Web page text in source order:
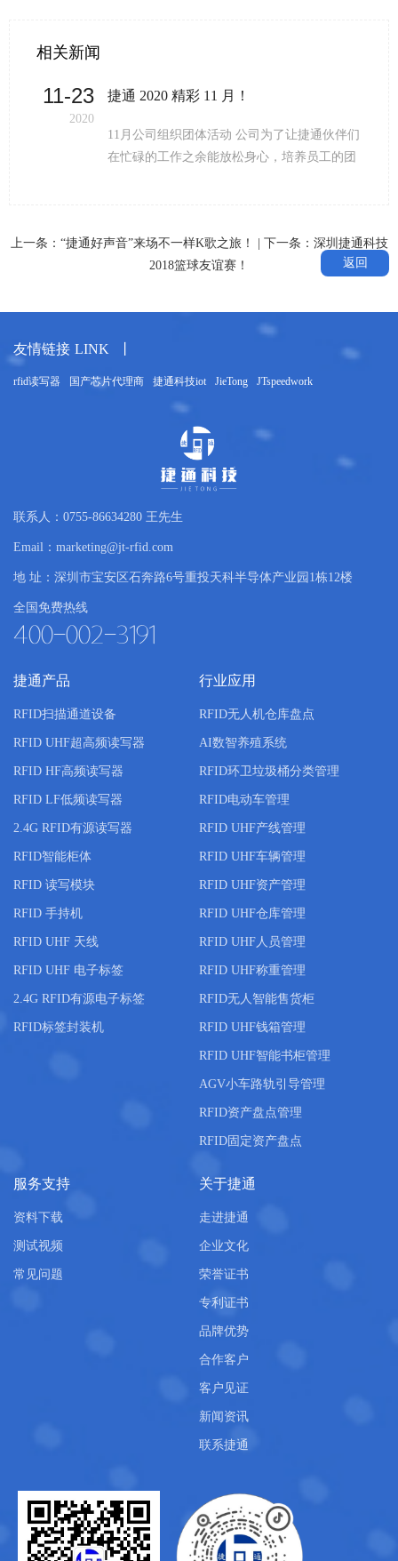
相关新闻
11-23
2020
捷通 2020 精彩 11 月！
11月公司组织团体活动 公司为了让捷通伙伴们
在忙碌的工作之余能放松身心，培养员工的团
放松、挥洒汗水，享受公司福利吧！ 走过往
昔，奋斗的汗水刚刚拭去 回首旅途，胜利的笑
望明朝，伙伴们，让我们携手同行 一曲歌唱出
心中挚爱，一段舞跳出热血豪迈，一首诗谱写
出果敢坚毅一路有你。 执着、梦想、追求、团
结、我们共同燃心为香，巅峰领跃！梦想从不
止步。 美食诱惑 美食让人的味蕾得到满足和享
受，这种满足能够却能悄悄转换成为一种前行
的动力，让我们有足够的底气去付出更多的努
力，踏实迈出每一步，好运就会伴随左右！
哇，全是美食的香味 捷通科技羽毛球友谊赛 希
望这次比赛让我们共同树立健康生活、快乐工
上一条： “捷通好声音”来场不一样K歌之旅！ | 下一条： 深圳捷通科技
2018篮球友谊赛！
返回
友情链接 LINK
rfid读写器 国产芯片代理商 捷通科技iot JieTong JTspeedwork
联系人：0755-86634280 王先生
Email：marketing@jt-rfid.com
地 址：深圳市宝安区石奔路6号重投天科半导体产业园1栋12楼
全国免费热线
400-002-3191
捷通产品
RFID扫描通道设备
RFID UHF超高频读写器
RFID HF高频读写器
RFID LF低频读写器
2.4G RFID有源读写器
RFID智能柜体
RFID 读写模块
RFID 手持机
RFID UHF 天线
RFID UHF 电子标签
2.4G RFID有源电子标签
RFID标签封装机
行业应用
RFID无人机仓库盘点
AI数智养殖系统
RFID环卫垃圾桶分类管理
RFID电动车管理
RFID UHF产线管理
RFID UHF车辆管理
RFID UHF资产管理
RFID UHF仓库管理
RFID UHF人员管理
RFID UHF称重管理
RFID无人智能售货柜
RFID UHF钱箱管理
RFID UHF智能书柜管理
AGV小车路轨引导管理
RFID资产盘点管理
RFID固定资产盘点
服务支持
资料下载
测试视频
常见问题
关于捷通
走进捷通
企业文化
荣誉证书
专利证书
品牌优势
合作客户
客户见证
新闻资讯
联系捷通